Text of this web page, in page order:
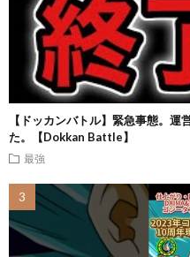
【ドッカンバトル】緊急事態。
た。【Dokkan Battle】
最強